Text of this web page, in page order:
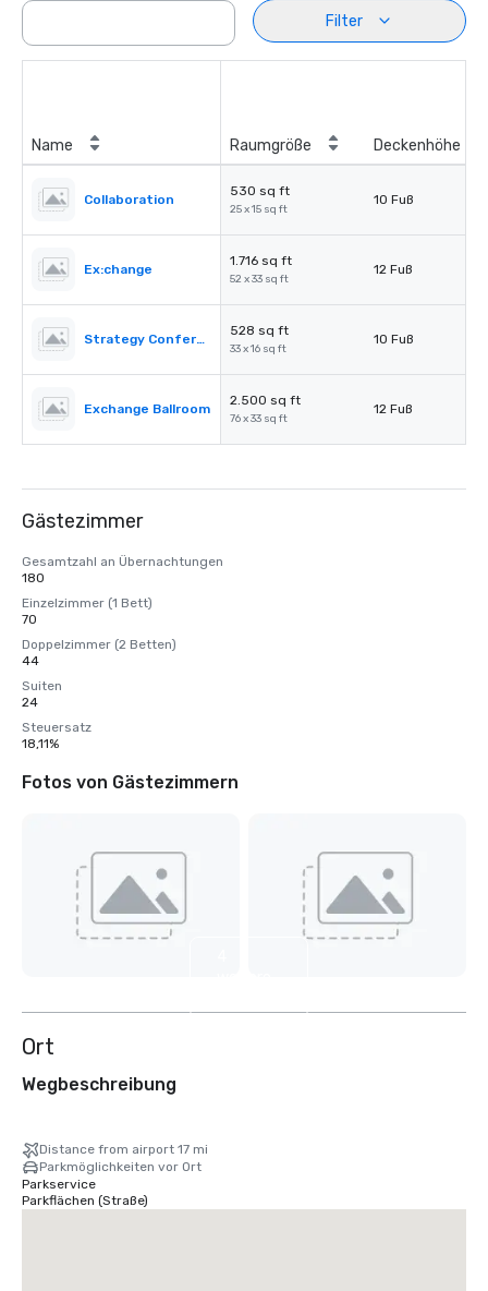
Filter
Name Raumgröße Deckenhöhe
Collaboration
530 sq ft
25 x 15 sq ft
10 Fuß
Ex:change
1.716 sq ft
52 x 33 sq ft
12 Fuß
Strategy Conference 1
528 sq ft
33 x 16 sq ft
10 Fuß
Exchange Ballroom
2.500 sq ft
76 x 33 sq ft
12 Fuß
Gästezimmer
Gesamtzahl an Übernachtungen
180
Einzelzimmer (1 Bett)
70
Doppelzimmer (2 Betten)
44
Suiten
24
Steuersatz
18,11%
Fotos von Gästezimmern
Ort
Wegbeschreibung
Distance from airport 17 mi
Parkmöglichkeiten vor Ort
Parkservice
Parkflächen (Straße)